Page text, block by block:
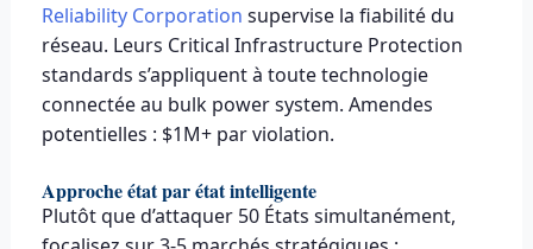
Reliability Corporation supervise la fiabilité du
réseau. Leurs Critical Infrastructure Protection
standards s’appliquent à toute technologie
connectée au bulk power system. Amendes
potentielles : $1M+ par violation.
Approche état par état intelligente
Plutôt que d’attaquer 50 États simultanément,